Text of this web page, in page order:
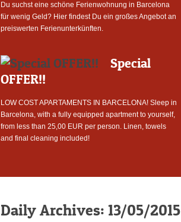
Du suchst eine schöne Ferienwohnung in Barcelona
für wenig Geld? Hier findest Du ein großes Angebot an
preiswerten Ferienunterkünften.
Special
OFFER!!
LOW COST APARTAMENTS IN BARCELONA! Sleep in
Barcelona, with a fully equipped apartment to yourself,
from less than 25,00 EUR per person. Linen, towels
and final cleaning included!
Daily Archives: 13/05/2015